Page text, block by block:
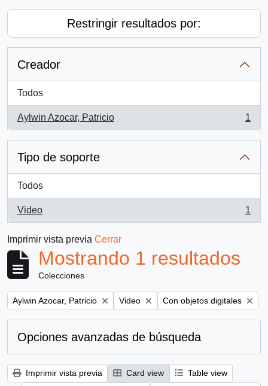
Restringir resultados por:
Creador
Todos
Aylwin Azocar, Patricio
, 1 resultados
1
Tipo de soporte
Todos
Video
, 1 resultados
1
Imprimir vista previa Cerrar
Mostrando 1 resultados
Colecciones
Remove filter:
Aylwin Azocar, Patricio Remove filter:
Video Remove filter:
Con objetos digitales
Opciones avanzadas de búsqueda
Imprimir vista previa Card view
Table view